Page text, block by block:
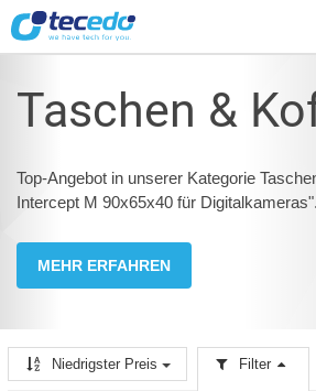
Taschen &
Top-Angebot in unserer Kategorie
Intercept M 90x65x40 für Digitalkameras".
MEHR ERFAHREN
Niedrigster Preis Filter